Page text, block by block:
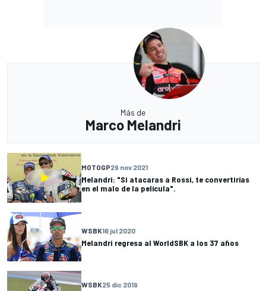
Más de
Marco Melandri
MOTOGP29 nov 2021
Melandri: "Si atacaras a Rossi, te convertirías
en el malo de la película".
WSBK16 jul 2020
Melandri regresa al WorldSBK a los 37 años
WSBK25 dic 2019